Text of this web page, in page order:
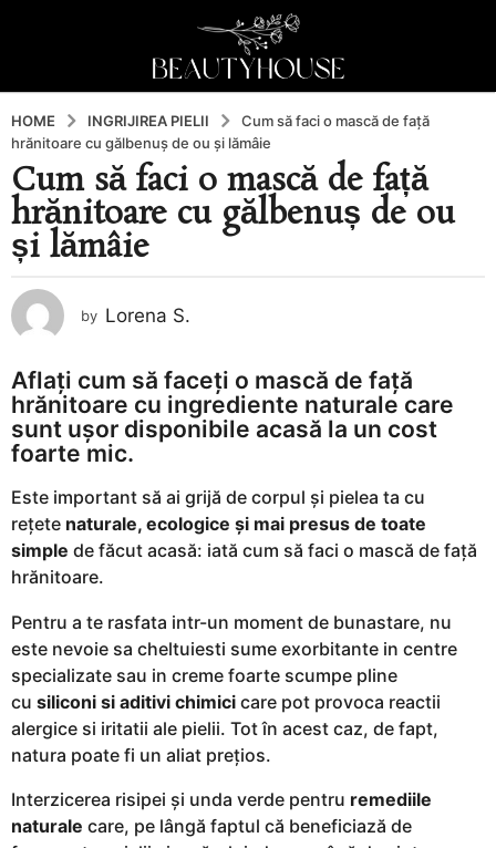
HOME INGRIJIREA PIELII
Cum să faci o mască de față
hrănitoare cu gălbenuș de ou și lămâie
3
a
n
i
g
o
a
n
i
g
o
Cum să faci o mască de față
hrănitoare cu gălbenuș de ou
și lămâie
by Lorena S.
Aflați cum să faceți o mască de față
hrănitoare cu ingrediente naturale care
sunt ușor disponibile acasă la un cost
foarte mic.
Este important să ai grijă de corpul și pielea ta cu
rețete naturale, ecologice și mai presus de toate
simple de făcut acasă: iată cum să faci o mască de față
hrănitoare.
Pentru a te rasfata intr-un moment de bunastare, nu
este nevoie sa cheltuiesti sume exorbitante in centre
specializate sau in creme foarte scumpe pline
cu siliconi si aditivi chimici care pot provoca reactii
alergice si iritatii ale pielii. Tot în acest caz, de fapt,
natura poate fi un aliat prețios.
Interzicerea risipei și unda verde pentru remediile
naturale care, pe lângă faptul că beneficiază de